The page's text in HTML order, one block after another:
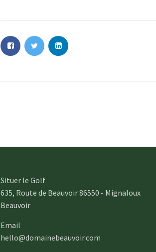
Situer le Golf
635, Route de Beauvoir 86550 - Mignaloux
Beauvoir
Email
hello@domainebeauvoir.com